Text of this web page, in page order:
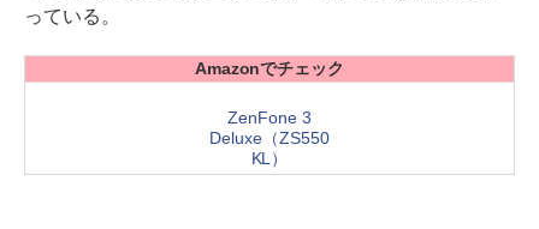
っている。
Amazonでチェック
ZenFone 3
Deluxe（ZS550
KL）